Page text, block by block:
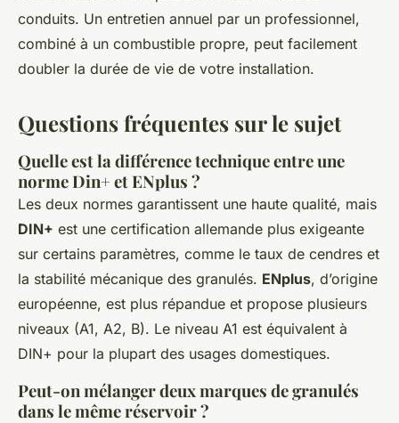
conduits. Un entretien annuel par un professionnel,
combiné à un combustible propre, peut facilement
doubler la durée de vie de votre installation.
Questions fréquentes sur le sujet
Quelle est la différence technique entre une
norme Din+ et ENplus ?
Les deux normes garantissent une haute qualité, mais
DIN+ est une certification allemande plus exigeante
sur certains paramètres, comme le taux de cendres et
la stabilité mécanique des granulés. ENplus, d’origine
européenne, est plus répandue et propose plusieurs
niveaux (A1, A2, B). Le niveau A1 est équivalent à
DIN+ pour la plupart des usages domestiques.
Peut-on mélanger deux marques de granulés
dans le même réservoir ?